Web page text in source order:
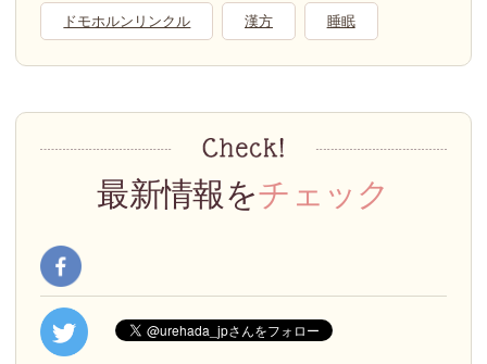
ドモホルンリンクル 漢方 睡眠
最新情報をチェック